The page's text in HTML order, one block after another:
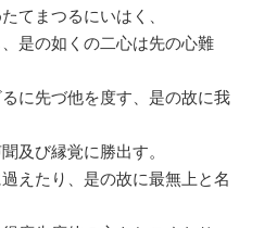
てまつるにいはく、
是の如くの二心は先の心難
に先づ他を度す、是の故に我
及び縁覚に勝出す。
えたり、是の故に最無上と名